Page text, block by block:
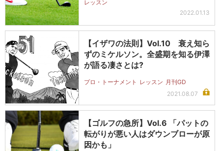
レッスン
2022.01.13
【イザワの法則】Vol.10 衰え知ら
ずのミケルソン。全盛期を知る伊澤
が語る凄さとは?
プロ・トーナメント レッスン 月刊GD
2021.08.07
【ゴルフの急所】Vol.6 「パットの
転がりが悪い人はダウンブローが原
因かも」